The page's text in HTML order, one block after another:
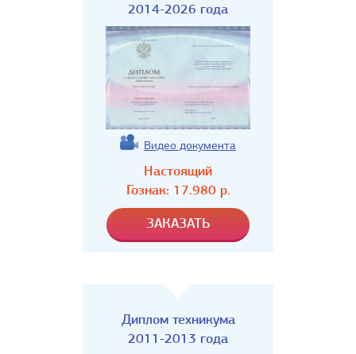
2014-2026 года
Видео документа
Настоящий
Гознак: 17.980р.
Диплом техникума
2011-2013 года